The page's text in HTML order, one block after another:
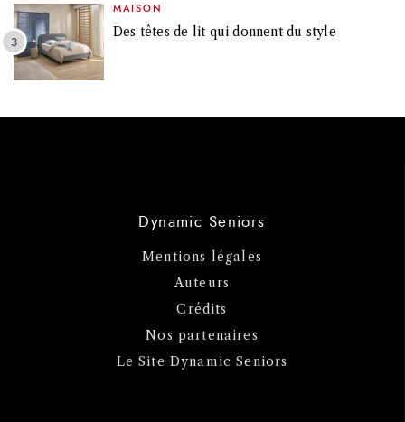
MAISON
Des têtes de lit qui donnent du style
Dynamic Seniors
Mentions légales
Auteurs
Crédits
Nos partenaires
Le Site Dynamic Seniors